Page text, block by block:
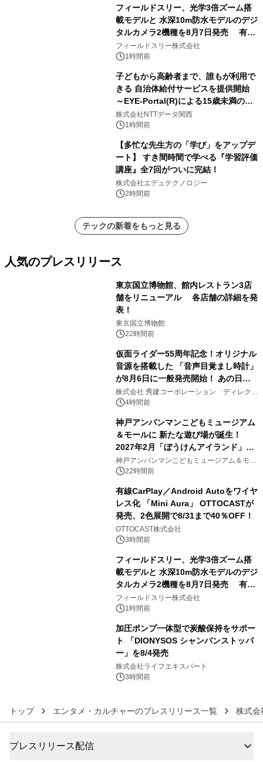
る自信がある」「昨年の夏はカブトム
シを捕まえたり、虫と戦ったり…」
フィールドスリー、光学3倍ズーム搭
載モデルと 水深10m防水モデルのデジ
タルカメラ2機種を8月7日発売 有効
約1300万画素、用途別に選べるコンデ
ジ新登場
フィールドスリー株式会社
1時間前
子どもから高齢者まで、誰もが利用で
きる 自治体給付サービスを提供開始
～EYE-Portal(R)による15歳未満の本
人認証と デジタルデバイド対策で実現
～
株式会社NTTデータ関西
1時間前
【多忙な先生方の「学び」をアップデ
ート】 すき間時間で学べる『学習評価
講座』全7回がついに完結！
株式会社エデュテクノロジー
2時間前
テックの新着をもっと見る
人気のプレスリリース
東京国立博物館、館内レストラン3店
舗をリニューアル 各店舗の詳細を発
表！
東京国立博物館
22時間前
仮面ライダー55周年記念！オリジナル
音源を搭載した 「音声目覚まし時計」
が8月6日に一般発売開始！ あの日の
大興奮が今甦る
株式会社 秀建コーポレーション ディレクト
アートギャラリー
4時間前
神戸アンパンマンこどもミュージアム
＆モールに 新たな遊び場が誕生！
2027年2月「ぼうけんアイランド」が
オープン
神戸アンパンマンこどもミュージアム＆モー
ル 22時間前
有線CarPlay／Android Autoをワイヤ
レス化 「Mini Aura」 OTTOCASTが
発売、2色展開で8/31まで40％OFF！
OTTOCAST株式会社
3時間前
フィールドスリー、光学3倍ズーム搭
載モデルと 水深10m防水モデルのデジ
タルカメラ2機種を8月7日発売 有効
約1300万画素、用途別に選べるコンデ
ジ新登場
フィールドスリー株式会社
1時間前
加圧ポンプ一体型で炭酸保持をサポー
ト 「DIONYSOS シャンパンストッパ
ー」を8/4発売
株式会社ライフエキスパート
3時間前
トップ エンタメ・カルチャーのプレスリリース一覧 株式
プレスリリース配信